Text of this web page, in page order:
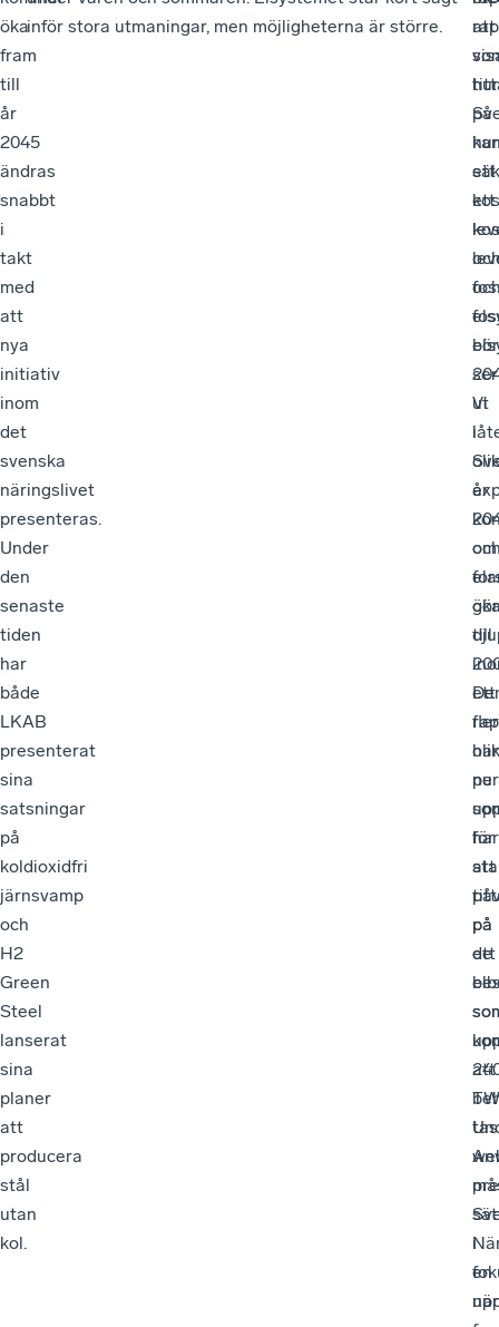
öka
fram
till
år
2045
ändras
snabbt
i
takt
med
att
nya
initiativ
inom
det
svenska
näringslivet
presenteras.
Under
den
senaste
tiden
har
både
LKAB
presenterat
sina
satsningar
på
koldioxidfri
järnsvamp
och
H2
Green
Steel
lanserat
sina
planer
att
producera
stål
utan
kol.
inför stora utmaningar, men möjligheterna är större.
att
hur
ett
Vi
ett
har
på
de
att
i
när
på
hur
ett
bör
ser
ut
i
år
om
till
har
nu
för
att
på
ett
en